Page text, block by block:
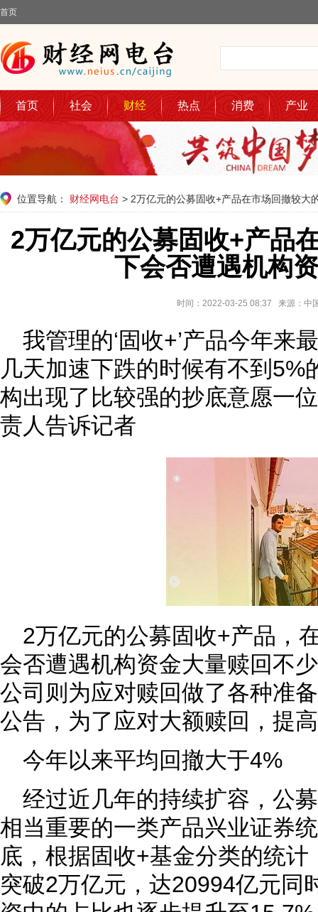
首页
首页 社会 财经 热点 消费 产业
位置导航： 财经网电台 > 2万亿元的公募固收+产品在市场回撤较大
2万亿元的公募固收+产品
下会否遭遇机构
时间：2022-03-25 08:37 来源：
我管理的‘固收+’产品今年来
几天加速下跌的时候有不到5%
构出现了比较强的抄底意愿一
责人告诉记者
2万亿元的公募固收+产品，
会否遭遇机构资金大量赎回不
公司则为应对赎回做了各种准
公告，为了应对大额赎回，提
今年以来平均回撤大于4%
经过近几年的持续扩容，公
相当重要的一类产品兴业证券
底，根据固收+基金分类的统
突破2万亿元，达20994亿元同